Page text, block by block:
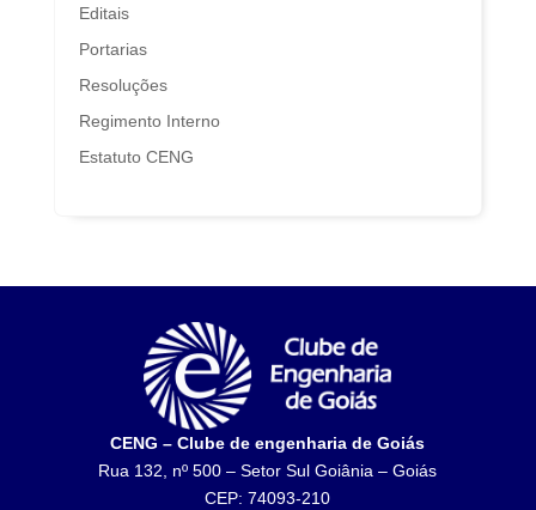
Editais
Portarias
Resoluções
Regimento Interno
Estatuto CENG
CENG – Clube de engenharia de Goiás
Rua 132, nº 500 – Setor Sul Goiânia – Goiás
CEP: 74093-210